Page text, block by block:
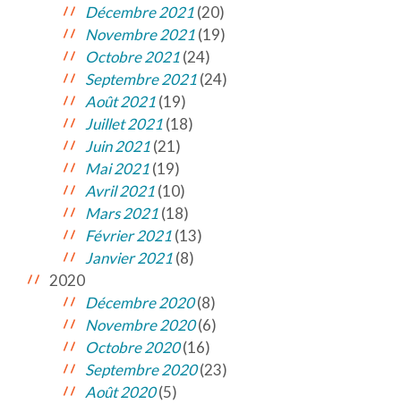
Décembre 2021(20)
Novembre 2021(19)
Octobre 2021(24)
Septembre 2021(24)
Août 2021(19)
Juillet 2021(18)
Juin 2021(21)
Mai 2021(19)
Avril 2021(10)
Mars 2021(18)
Février 2021(13)
Janvier 2021(8)
2020
Décembre 2020(8)
Novembre 2020(6)
Octobre 2020(16)
Septembre 2020(23)
Août 2020(5)